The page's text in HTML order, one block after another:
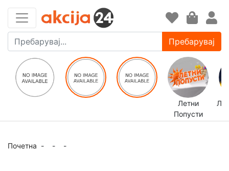
Пребарувај
Летни
Попусти
Почетна - - -